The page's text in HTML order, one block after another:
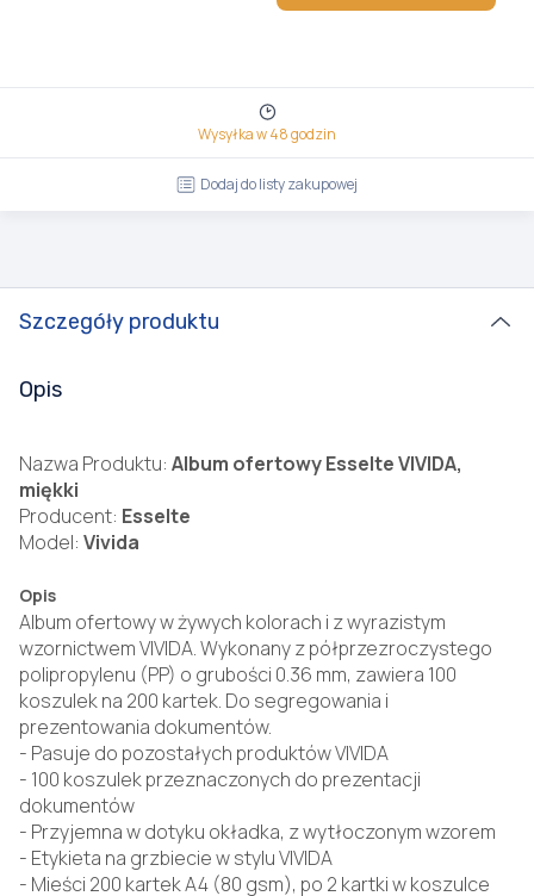
Wysyłka w 48 godzin
Dodaj do listy zakupowej
Szczegóły produktu
Opis
Nazwa Produktu: Album ofertowy Esselte VIVIDA,
miękki
Producent: Esselte
Model: Vivida
Opis
Album ofertowy w żywych kolorach i z wyrazistym
wzornictwem VIVIDA. Wykonany z półprzezroczystego
polipropylenu (PP) o grubości 0.36 mm, zawiera 100
koszulek na 200 kartek. Do segregowania i
prezentowania dokumentów.
- Pasuje do pozostałych produktów VIVIDA
- 100 koszulek przeznaczonych do prezentacji
dokumentów
- Przyjemna w dotyku okładka, z wytłoczonym wzorem
- Etykieta na grzbiecie w stylu VIVIDA
- Mieści 200 kartek A4 (80 gsm), po 2 kartki w koszulce